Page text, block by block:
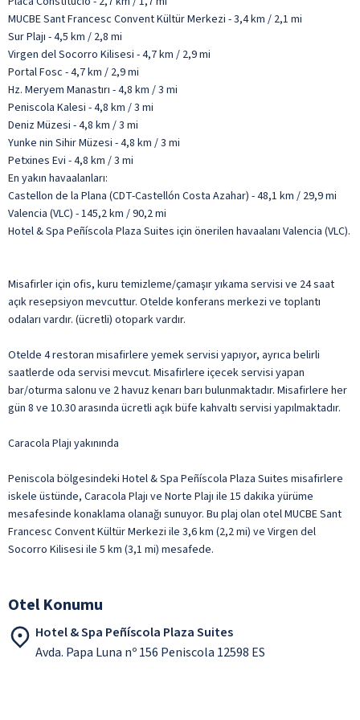
MUCBE Sant Francesc Convent Kültür Merkezi - 3,4 km / 2,1 mi
Sur Plajı - 4,5 km / 2,8 mi
Virgen del Socorro Kilisesi - 4,7 km / 2,9 mi
Portal Fosc - 4,7 km / 2,9 mi
Hz. Meryem Manastırı - 4,8 km / 3 mi
Peniscola Kalesi - 4,8 km / 3 mi
Deniz Müzesi - 4,8 km / 3 mi
Yunke nin Sihir Müzesi - 4,8 km / 3 mi
Petxines Evi - 4,8 km / 3 mi
En yakın havaalanları:
Castellon de la Plana (CDT-Castellón Costa Azahar) - 48,1 km / 29,9 mi
Valencia (VLC) - 145,2 km / 90,2 mi
Hotel & Spa Peñíscola Plaza Suites için önerilen havaalanı Valencia (VLC).
Misafirler için ofis, kuru temizleme/çamaşır yıkama servisi ve 24 saat
açık resepsiyon mevcuttur. Otelde konferans merkezi ve toplantı
odaları vardır. (ücretli) otopark vardır.
Otelde 4 restoran misafirlere yemek servisi yapıyor, ayrıca belirli
saatlerde oda servisi mevcut. Misafirlere içecek servisi yapan
bar/oturma salonu ve 2 havuz kenarı barı bulunmaktadır. Misafirlere her
gün 8 ve 10.30 arasında ücretli açık büfe kahvaltı servisi yapılmaktadır.
Caracola Plajı yakınında
Peniscola bölgesindeki Hotel & Spa Peñíscola Plaza Suites misafirlere
iskele üstünde, Caracola Plajı ve Norte Plajı ile 15 dakika yürüme
mesafesinde konaklama olanağı sunuyor. Bu plaj olan otel MUCBE Sant
Francesc Convent Kültür Merkezi ile 3,6 km (2,2 mi) ve Virgen del
Socorro Kilisesi ile 5 km (3,1 mi) mesafede.
Otel Konumu
Hotel & Spa Peñíscola Plaza Suites
Avda. Papa Luna nº 156 Peniscola 12598 ES